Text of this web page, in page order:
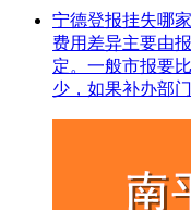
宁德登报挂失哪
费用差异主要由
定。一般市报要
少，如果补办部